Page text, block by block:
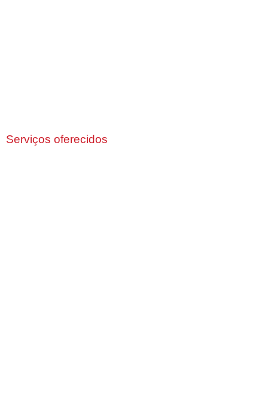
Serviços oferecidos